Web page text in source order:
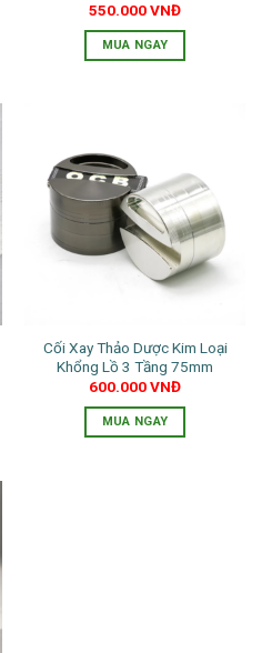
550.000VNĐ
MUA NGAY
Cối Xay Thảo Dược Kim Loại
Khổng Lồ 3 Tầng 75mm
600.000VNĐ
MUA NGAY